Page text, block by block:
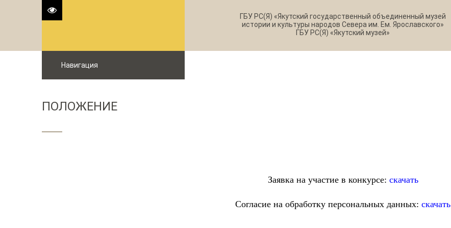
ГБУ РС(Я) «Якутский государственный объединенный музей
истории и культуры народов Севера им. Ем. Ярославского»
ГБУ РС(Я) «Якутский музей»
Навигация
ПОЛОЖЕНИЕ
Заявка на участие в конкурсе: скачать
Согласие на обработку персональных данных: скачать